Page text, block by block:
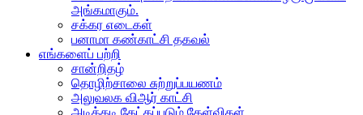
அங்கமாகும்.
சக்கர எடைகள்
பனாமா கண்காட்சி தகவல்
எங்களைப் பற்றி
சான்றிதழ்
தொழிற்சாலை சுற்றுப்பயணம்
அலுவலக விஆர் காட்சி
அடிக்கடி கேட்கப்படும் கேள்விகள்